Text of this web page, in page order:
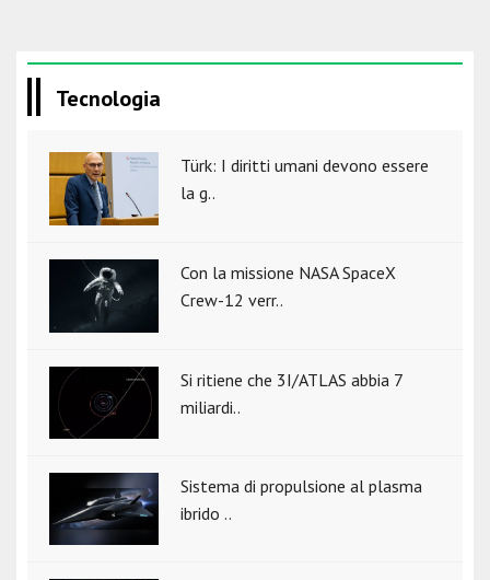
Tecnologia
Türk: I diritti umani devono essere
la g..
Con la missione NASA SpaceX
Crew-12 verr..
Si ritiene che 3I/ATLAS abbia 7
miliardi..
Sistema di propulsione al plasma
ibrido ..